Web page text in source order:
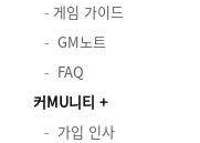
게임 가이드
GM노트
FAQ
커MU니티
가입 인사